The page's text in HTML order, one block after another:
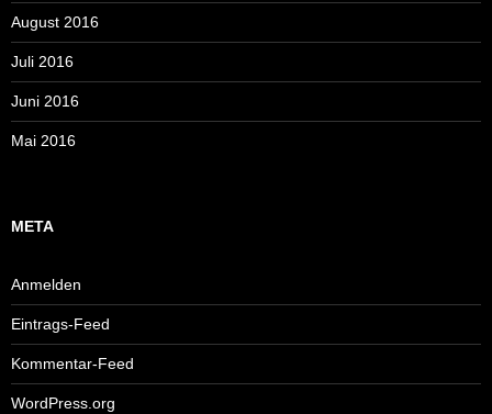
August 2016
Juli 2016
Juni 2016
Mai 2016
META
Anmelden
Eintrags-Feed
Kommentar-Feed
WordPress.org